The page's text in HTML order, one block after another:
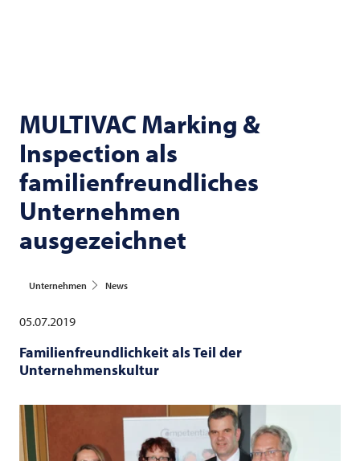
MULTIVAC Marking &
Inspection als
familienfreundliches
Unternehmen
ausgezeichnet
Unternehmen News
05.07.2019
Familienfreundlichkeit als Teil der
Unternehmenskultur